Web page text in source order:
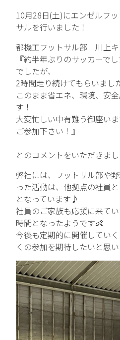
採用情報
会社を知る
人と仕事を知る
社風を知る
制度を知る
新卒エントリー
中途エントリー
お問い合
10月28日(土)にエンゼルフ
サルを行いました！
都機工フットサル部 川上キ
『約半年ぶりのサッカーで
でしたが、
2時間走り続けてもらいまし
このまま省エネ、環境、安
す！
大変忙しい中有難う御座い
ご参加下さい！』
とのコメントをいただきまし
弊社には、フットサル部や
った活動は、他拠点の社員
となっています♪
社員のご家族も応援に来て
時間となったようです👶
今後も定期的に開催してい
くの参加を期待したいと思